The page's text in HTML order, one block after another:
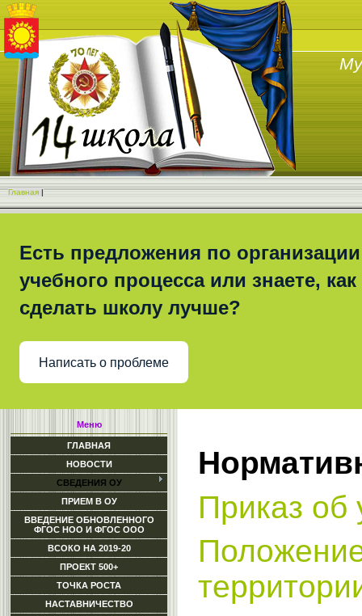
Главная |
Есть предложения по организации
учебного процесса или знаете, как
сделать школу лучше?
Написать о проблеме
Меню
ГЛАВНАЯ
НОВОСТИ
СВЕДЕНИЯ ОУ
ПРИЕМ В ОУ
ВВЕДЕНИЕ ОБНОВЛЕННОГО
ФГОС НОО И ФГОС ООО
ВСОКО НА 2019-20
ПРОЕКТ 500+
ТОЧКА РОСТА
НАСТАВНИЧЕСТВО
Приказ об